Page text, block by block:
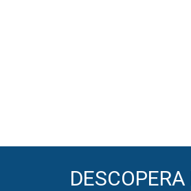
DESCOPERA